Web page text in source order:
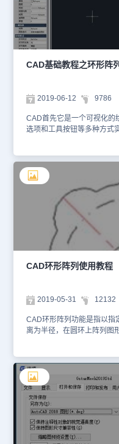
个时钟刻度。然后我们输入
们输入12个，因为时钟的刻
度就输入60就可以了。这里
方法。这里可以选择的有项
角度，填充角度和项目间的
以了。然后就是下面的复制
的话会出现下列的情况哟。
CAD基础教程之环形阵列
2019-06-12 9786
CAD首先它是一个可视化的
选项和工具按钮等多种方式
欢迎大家学习参考!打开浩
示： 2.在视图区先绘制一个
区找到修改里面的阵列菜单
下拉菜单里找到环形阵列选
在视图选择复制的图形，如
的空格键，在视图里用鼠标
列创建修改界面，同时视图
在上面的创建去修改项目数
图形是围绕鼠标点击的基点
的空格键，环形阵列复制就
上就是小编为您带来的cad
CAD环形阵列使用教程
2019-05-31 12132
CAD环形阵列功能是指以指
离为半径，在圆环上阵列图
图 2.命令行输入
“阵列”对话框，选中“环形阵
绘图区选择合适的图形对象
框，单击“拾取中心点”按钮
图啦掌握了环形阵列的操作
绍到这里。